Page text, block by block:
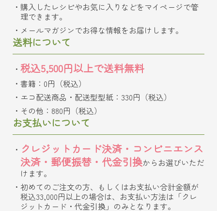
購入したレシピやお気に入りなどをマイページで管
理できます。
メールマガジンでお得な情報をお届けします。
送料について
税込5,500円以上で送料無料
書籍：0円（税込）
エコ配送商品・配送型型紙：330円（税込）
その他：880円（税込）
お支払いについて
クレジットカード決済・コンビニエンス
決済・郵便振替・代金引換からお選びいただ
けます。
初めてのご注文の方、もしくはお支払い合計金額が
税込33,000円以上の場合は、お支払い方法は「クレ
ジットカード・代金引換」のみとなります。